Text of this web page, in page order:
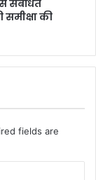
संबंधित
की
fields are